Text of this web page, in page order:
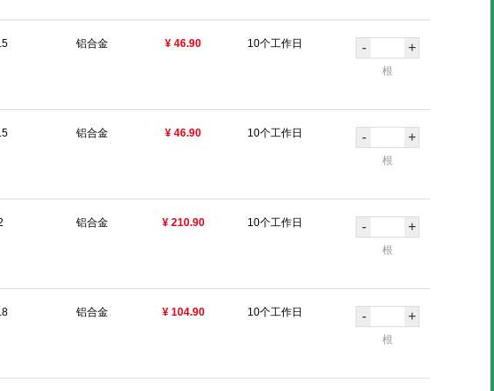
铝合金 ¥ 46.90 10个工作日 - +
根
铝合金 ¥ 46.90 10个工作日 - +
根
铝合金 ¥ 210.90 10个工作日 - +
根
铝合金 ¥ 104.90 10个工作日 - +
根